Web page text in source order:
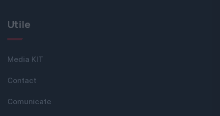
Utile
Media KIT
Contact
Comunicate